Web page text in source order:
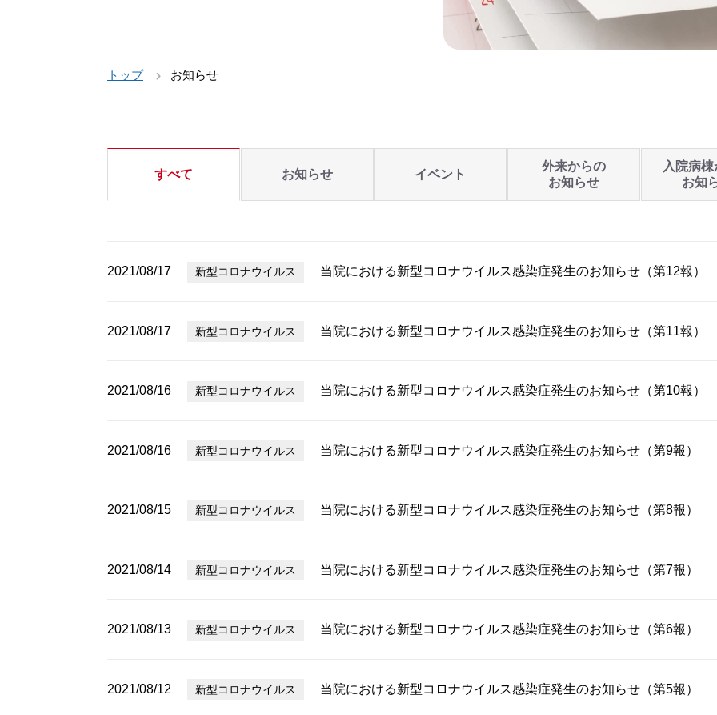
トップ お知らせ
すべて お知らせ イベント
外来からの
お知らせ
入院病
お知
2021/08/17 新型コロナウイルス 当院における新型コロナウイルス感染症発生のお知らせ（第12報）
2021/08/17 新型コロナウイルス 当院における新型コロナウイルス感染症発生のお知らせ（第11報）
2021/08/16 新型コロナウイルス 当院における新型コロナウイルス感染症発生のお知らせ（第10報）
2021/08/16 新型コロナウイルス 当院における新型コロナウイルス感染症発生のお知らせ（第9報）
2021/08/15 新型コロナウイルス 当院における新型コロナウイルス感染症発生のお知らせ（第8報）
2021/08/14 新型コロナウイルス 当院における新型コロナウイルス感染症発生のお知らせ（第7報）
2021/08/13 新型コロナウイルス 当院における新型コロナウイルス感染症発生のお知らせ（第6報）
2021/08/12 新型コロナウイルス 当院における新型コロナウイルス感染症発生のお知らせ（第5報）